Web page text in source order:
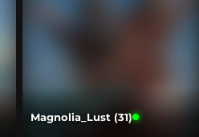
Magnolia_Lust (31)